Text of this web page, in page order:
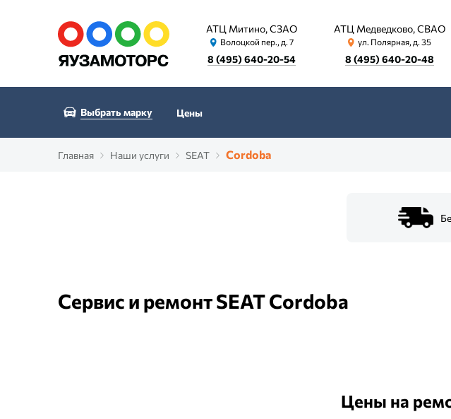
АТЦ Митино, СЗАО
Волоцкой пер., д. 7
8 (495) 640-20-54
АТЦ Медведково, СВАО
ул. Полярная, д. 35
8 (495) 640-20-48
Выбрать марку Цены
Главная Наши услуги SEAT Cordoba
Сервис и ремонт SEAT Cordoba
Цены на